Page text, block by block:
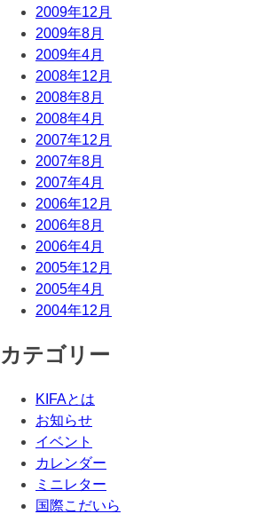
2009年12月
2009年8月
2009年4月
2008年12月
2008年8月
2008年4月
2007年12月
2007年8月
2007年4月
2006年12月
2006年8月
2006年4月
2005年12月
2005年4月
2004年12月
カテゴリー
KIFAとは
お知らせ
イベント
カレンダー
ミニレター
国際こだいら